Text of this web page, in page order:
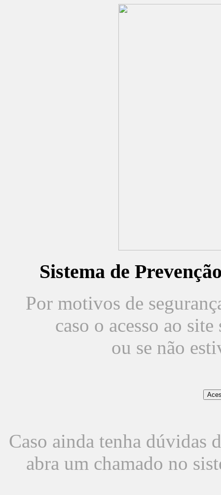
Sistema de
Por motivos de
caso o acesso ao
ou se não
Caso ainda tenha dúvidas
abra um chamado no